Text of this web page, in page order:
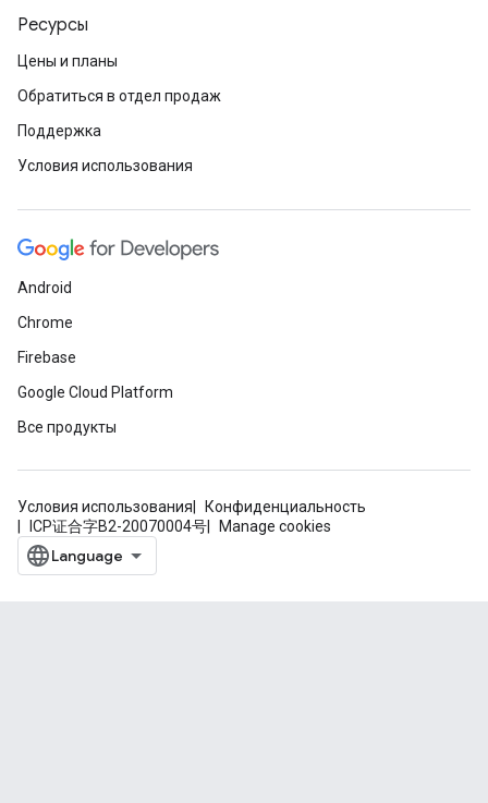
Ресурсы
Цены и планы
Обратиться в отдел продаж
Поддержка
Условия использования
Android
Chrome
Firebase
Google Cloud Platform
Все продукты
Условия использования
Конфиденциальность
ICP证合字B2-20070004号
Manage cookies